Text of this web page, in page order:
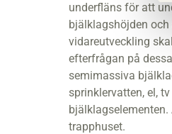
underfläns för att
bjälklagshöjden
vidareutveckling
efterfrågan på
semimassiva
sprinklervatten, el,
trapphuset.